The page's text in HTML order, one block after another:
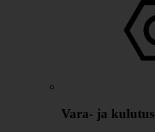
Vara- ja